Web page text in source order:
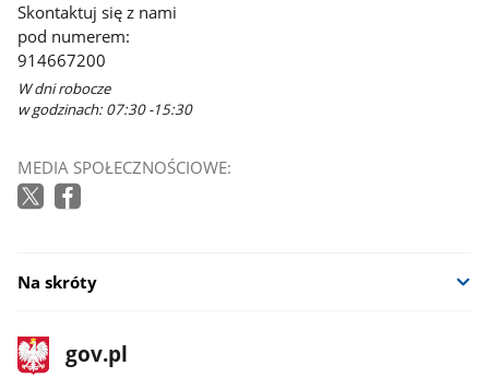
Skontaktuj się z nami
pod numerem:
914667200
W dni robocze
w godzinach: 07:30 -15:30
MEDIA SPOŁECZNOŚCIOWE:
Na skróty
stopka
gov.pl
Strona
gov.pl